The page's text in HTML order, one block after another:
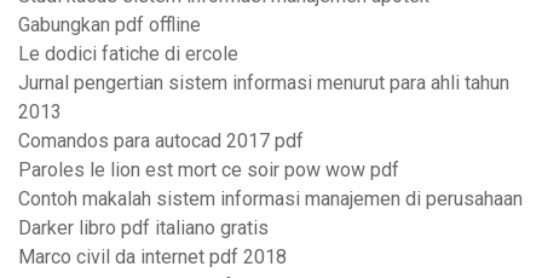
Gabungkan pdf offline
Le dodici fatiche di ercole
Jurnal pengertian sistem informasi menurut para ahli tahun
2013
Comandos para autocad 2017 pdf
Paroles le lion est mort ce soir pow wow pdf
Contoh makalah sistem informasi manajemen di perusahaan
Darker libro pdf italiano gratis
Marco civil da internet pdf 2018